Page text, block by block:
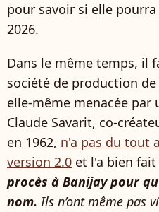
pour savoir si elle
2026.
Dans le même temps, il
société de production
elle-même menacée par
Claude Savarit, co-
en 1962, n'a pas du tout
version 2.0 et l'a bien fait
procès à Banijay pour
nom. Ils n’ont même pas